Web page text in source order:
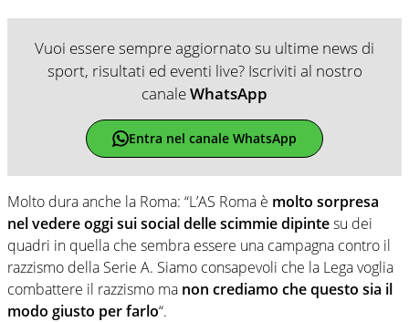
Vuoi essere sempre aggiornato su ultime news di
sport, risultati ed eventi live? Iscriviti al nostro
canaleWhatsApp
Entra nel canale WhatsApp
Molto dura anche la Roma: “L’AS Roma è molto sorpresa
nel vedere oggi sui social delle scimmie dipintesu dei
quadri in quella che sembra essere una campagna contro il
razzismo della Serie A. Siamo consapevoli che la Lega voglia
combattere il razzismo ma non crediamo che questo sia il
modo giusto per farlo“.